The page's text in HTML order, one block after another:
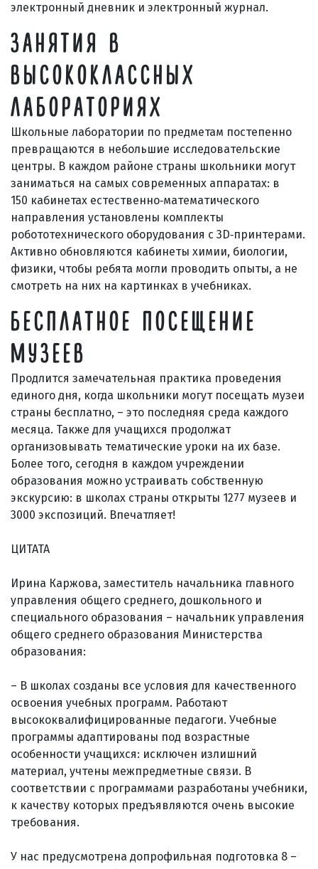
электронный дневник и электронный журнал.
ЗАНЯТИЯ В
ВЫСОКОКЛАССНЫХ
ЛАБОРАТОРИЯХ
Школьные лаборатории по предметам постепенно
превращаются в небольшие исследовательские
центры. В каждом районе страны школьники могут
заниматься на самых современных аппаратах: в
150 кабинетах естественно‑математического
направления установлены комплекты
робототехнического оборудования с 3D‑принтерами.
Активно обновляются кабинеты химии, биологии,
физики, чтобы ребята могли проводить опыты, а не
смотреть на них на картинках в учебниках.
БЕСПЛАТНОЕ ПОСЕЩЕНИЕ
МУЗЕЕВ
Продлится замечательная практика проведения
единого дня, когда школьники могут посещать музеи
страны бесплатно, – это последняя среда каждого
месяца. Также для учащихся продолжат
организовывать тематические уроки на их базе.
Более того, сегодня в каждом учреждении
образования можно устраивать собственную
экскурсию: в школах страны открыты 1277 музеев и
3000 экспозиций. Впечатляет!
ЦИТАТА
Ирина Каржова, заместитель начальника главного
управления общего среднего, дошкольного и
специального образования – начальник управления
общего среднего образования Министерства
образования:
– В школах созданы все условия для качественного
освоения учебных программ. Работают
высококвалифицированные педагоги. Учебные
программы адаптированы под возрастные
особенности учащихся: исключен излишний
материал, учтены межпредметные связи. В
соответствии с программами разработаны учебники,
к качеству которых предъявляются очень высокие
требования.
У нас предусмотрена допрофильная подготовка 8 –